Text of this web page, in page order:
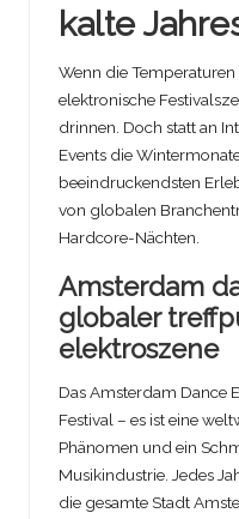
kalte
Wenn die
elektronische
drinnen. Doch statt an
Events die
beeindruckendsten
von globalen
Hardcore-Nächten.
Amsterdam
globaler
elektroszene
Das Amsterdam Dance
Festival – es ist eine
Phänomen und ein
Musikindustrie. Jedes
die gesamte Stadt